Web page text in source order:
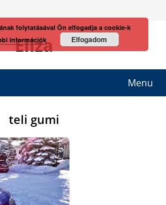
Eliza
Menu
teli gumi
folytatásával Ön elfogadja a cookie-k
információk Elfogadom